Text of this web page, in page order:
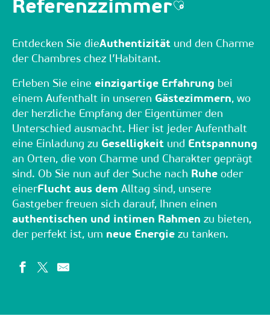
ReferenzzimmerAjouter aux
Entdecken Sie dieAuthentizität und den Charme
der Chambres chez l’Habitant.
Erleben Sie eine einzigartige Erfahrung bei
einem Aufenthalt in unseren Gästezimmern, wo
der herzliche Empfang der Eigentümer den
Unterschied ausmacht. Hier ist jeder Aufenthalt
eine Einladung zu Geselligkeit und Entspannung
an Orten, die von Charme und Charakter geprägt
sind. Ob Sie nun auf der Suche nach Ruhe oder
einerFlucht aus dem Alltag sind, unsere
Gastgeber freuen sich darauf, Ihnen einen
authentischen und intimen Rahmen zu bieten,
der perfekt ist, um neue Energie zu tanken.